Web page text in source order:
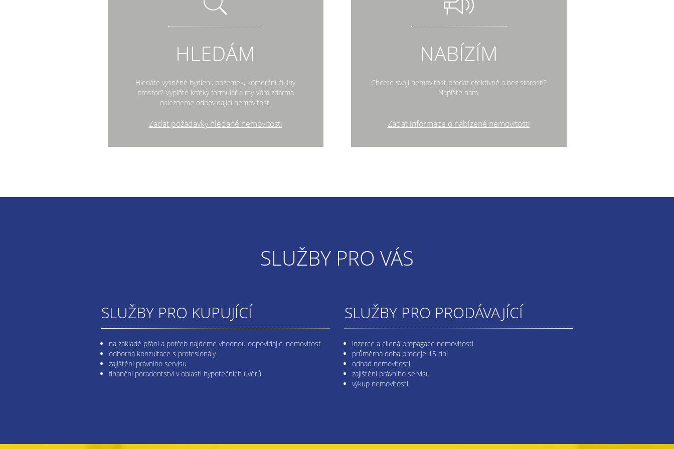
HLEDÁM
Hledáte vysněné bydlení, pozemek, komerční či jiný
prostor? Vyplňte krátký formulář a my Vám zdarma
nalezneme odpovídající nemovitost.
Zadat požadavky hledané nemovitosti
NABÍZÍM
Chcete svoji nemovitost prodat efektivně a bez starostí?
Napište nám.
Zadat informace o nabízené nemovitosti
SLUŽBY PRO VÁS
SLUŽBY PRO KUPUJÍCÍ
na základě přání a potřeb najdeme vhodnou odpovídající nemovitost
odborná konzultace s profesionály
zajištění právního servisu
finanční poradentství v oblasti hypotečních úvěrů
SLUŽBY PRO PRODÁVAJÍCÍ
inzerce a cílená propagace nemovitosti
průměrná doba prodeje 15 dní
odhad nemovitosti
zajištění právního servisu
výkup nemovitosti